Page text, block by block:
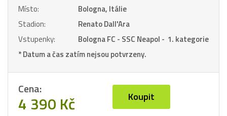
Místo:
Bologna, Itálie
Stadion:
Renato Dall'Ara
Vstupenky:
Bologna FC - SSC Neapol - 1. kategorie
* Datum a čas zatím nejsou potvrzeny.
Cena:
4 390 Kč Koupit